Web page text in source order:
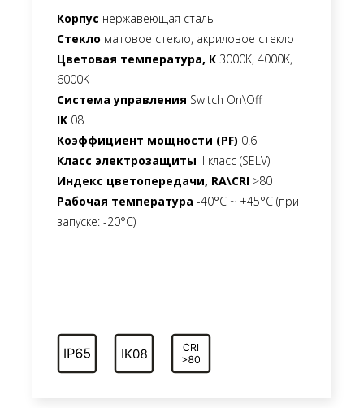
Корпус нержавеющая сталь
Стекло матовое стекло, акриловое стекло
Цветовая температура, К 3000K, 4000K,
6000K
Система управления Switch On\Off
IK 08
Коэффициент мощности (PF) 0.6
Класс электрозащиты II класс (SELV)
Индекс цветопередачи, RA\CRI >80
Рабочая температура -40°C ~ +45°C (при
запуске: -20°C)